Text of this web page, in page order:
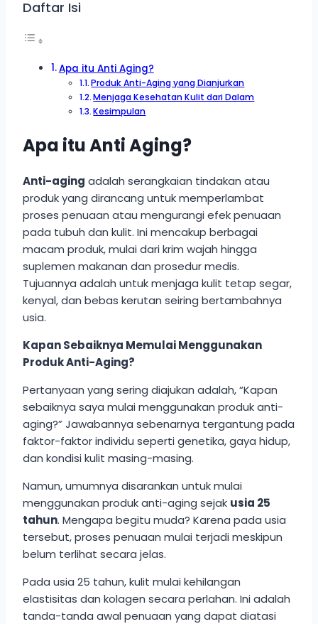
Daftar Isi
Apa itu Anti Aging?
Produk Anti-Aging yang Dianjurkan
Menjaga Kesehatan Kulit dari Dalam
Kesimpulan
Apa itu Anti Aging?
Anti-aging adalah serangkaian tindakan atau
produk yang dirancang untuk memperlambat
proses penuaan atau mengurangi efek penuaan
pada tubuh dan kulit. Ini mencakup berbagai
macam produk, mulai dari krim wajah hingga
suplemen makanan dan prosedur medis.
Tujuannya adalah untuk menjaga kulit tetap segar,
kenyal, dan bebas kerutan seiring bertambahnya
usia.
Kapan Sebaiknya Memulai Menggunakan
Produk Anti-Aging?
Pertanyaan yang sering diajukan adalah, “Kapan
sebaiknya saya mulai menggunakan produk anti-
aging?” Jawabannya sebenarnya tergantung pada
faktor-faktor individu seperti genetika, gaya hidup,
dan kondisi kulit masing-masing.
Namun, umumnya disarankan untuk mulai
menggunakan produk anti-aging sejak usia 25
tahun. Mengapa begitu muda? Karena pada usia
tersebut, proses penuaan mulai terjadi meskipun
belum terlihat secara jelas.
Pada usia 25 tahun, kulit mulai kehilangan
elastisitas dan kolagen secara perlahan. Ini adalah
tanda-tanda awal penuaan yang dapat diatasi